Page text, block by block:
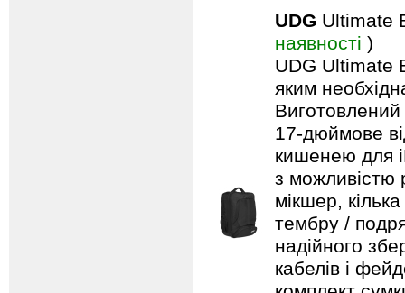
UDG Ultimate
наявності )
UDG Ultimate
яким
Виготовлений
17-дюймове
кишенею для
з можливістю
мікшер,
тембру /
надійного
кабелів і